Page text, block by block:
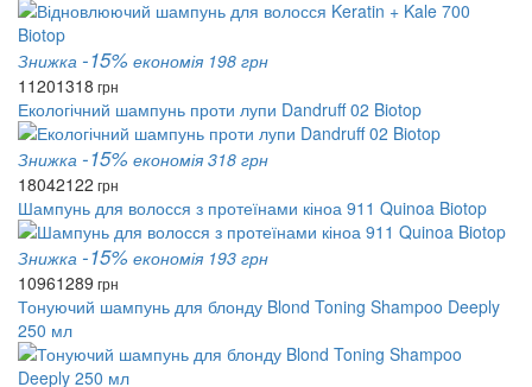
Знижка -15% економія 198 грн
11201318 грн
Екологічний шампунь проти лупи Dandruff 02 Biotop
Знижка -15% економія 318 грн
18042122 грн
Шампунь для волосся з протеїнами кіноа 911 Quinoa Biotop
Знижка -15% економія 193 грн
10961289 грн
Тонуючий шампунь для блонду Blond Toning Shampoo Deeply
250 мл